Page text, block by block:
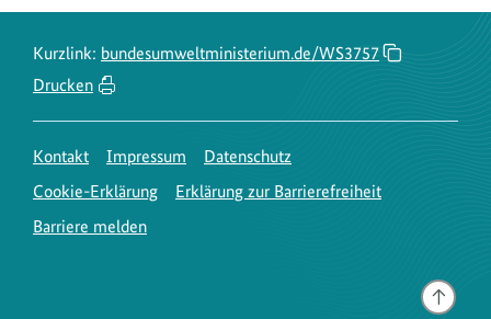
Kurzlink: bundesumweltministerium.de/WS3757
Drucken
Kontakt Impressum
Datenschutz
Cookie-Erklärung
Erklärung zur Barrierefreiheit
Barriere melden
Gehe
nach